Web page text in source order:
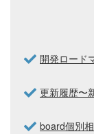
開発ロード
更新履歴〜
board個別